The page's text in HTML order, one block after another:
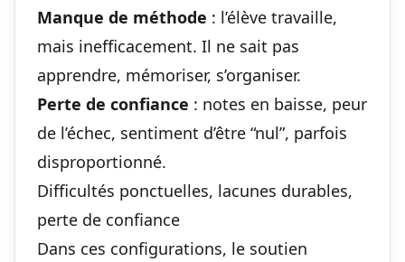
Manque de méthode : l’élève travaille,
mais inefficacement. Il ne sait pas
apprendre, mémoriser, s’organiser.
Perte de confiance : notes en baisse, peur
de l’échec, sentiment d’être “nul”, parfois
disproportionné.
Difficultés ponctuelles, lacunes durables,
perte de confiance
Dans ces configurations, le soutien